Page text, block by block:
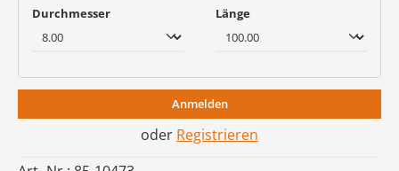
Durchmesserauswählen Längeauswählen
Anmelden
oder Registrieren